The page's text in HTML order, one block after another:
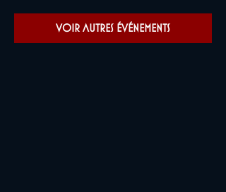
Voir autres événements